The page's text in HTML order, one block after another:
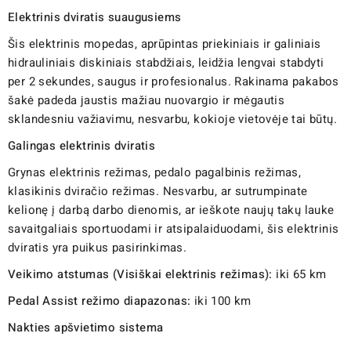
Elektrinis dviratis suaugusiems
Šis elektrinis mopedas, aprūpintas priekiniais ir galiniais
hidrauliniais diskiniais stabdžiais, leidžia lengvai stabdyti
per 2 sekundes, saugus ir profesionalus. Rakinama pakabos
šakė padeda jaustis mažiau nuovargio ir mėgautis
sklandesniu važiavimu, nesvarbu, kokioje vietovėje tai būtų.
Galingas elektrinis dviratis
Grynas elektrinis režimas, pedalo pagalbinis režimas,
klasikinis dviračio režimas. Nesvarbu, ar sutrumpinate
kelionę į darbą darbo dienomis, ar ieškote naujų takų lauke
savaitgaliais sportuodami ir atsipalaiduodami, šis elektrinis
dviratis yra puikus pasirinkimas.
Veikimo atstumas (Visiškai elektrinis režimas): iki 65 km
Pedal Assist režimo diapazonas: iki 100 km
Nakties apšvietimo sistema